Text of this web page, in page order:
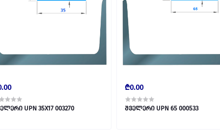
UPN 35X17 003270
₾0.00
შველერი UPN 65 000533